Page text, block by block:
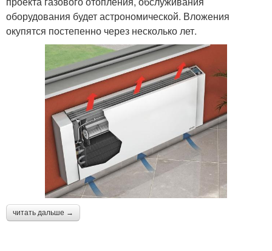
оборудования будет астрономической. Вложения
окупятся постепенно через несколько лет.
читать дальше →